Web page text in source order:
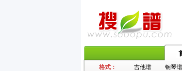
格式： 吉他谱 钢琴谱